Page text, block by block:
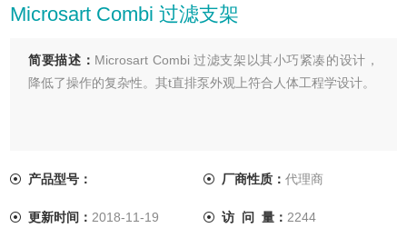
Microsart Combi 过滤支架
简要描述： Microsart Combi 过滤支架以其小巧紧凑的设计，
降低了操作的复杂性。其t直排泵外观上符合人体工程学设计。
产品型号： 厂商性质： 代理商
更新时间： 2018-11-19 访 问 量： 2244